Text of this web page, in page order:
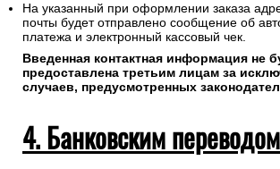
На указанный при оформлении заказа
почты будет отправлено сообщение об
платежа и электронный кассовый чек.
Введенная контактная информация не
предоставлена третьим лицам за
случаев, предусмотренных
4. Банковским